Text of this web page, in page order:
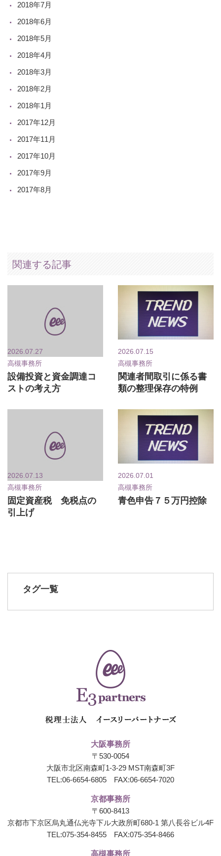
2018年7月
2018年6月
2018年5月
2018年4月
2018年3月
2018年2月
2018年1月
2017年12月
2017年11月
2017年10月
2017年9月
2017年8月
関連する記事
2026.07.27
高槻事務所
設備投資と資金調達コ
ストの考え方
2026.07.15
高槻事務所
関連者間取引に係る書
類の整理保存の特例
2026.07.13
高槻事務所
固定資産税 免税点の
引上げ
2026.07.01
高槻事務所
青色申告７５万円控除
タグ一覧
大阪事務所
〒530-0054
大阪市北区南森町1-3-29 MST南森町3F
TEL:06-6654-6805 FAX:06-6654-7020
京都事務所
〒600-8413
京都市下京区烏丸通仏光寺下ル大政所町680-1 第八長谷ビル4F
TEL:075-354-8455 FAX:075-354-8466
高槻事務所